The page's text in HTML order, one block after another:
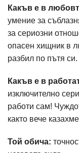
Какъв е в
умение за
за сериозни
опасен хищник в
разбил по пътя си.
Какъв е в
изключително
работи сам!
както вече
Той обича: